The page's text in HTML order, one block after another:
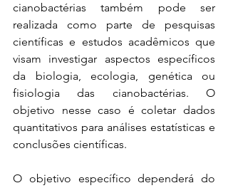
cianobactérias também pode ser
realizada como parte de pesquisas
científicas e estudos acadêmicos que
visam investigar aspectos específicos
da biologia, ecologia, genética ou
fisiologia das cianobactérias. O
objetivo nesse caso é coletar dados
quantitativos para análises estatísticas e
conclusões científicas.
O objetivo específico dependerá do